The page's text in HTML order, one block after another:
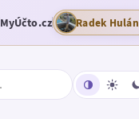
MyÚčto.cz Radek Hulán